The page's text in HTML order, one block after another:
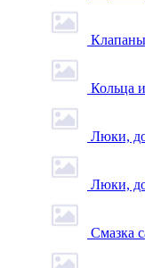
Кольца
Люки,
Люки,
Смазка